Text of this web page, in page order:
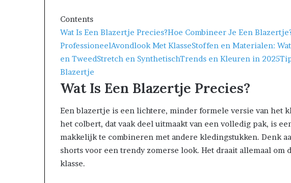
Contents
Wat Is Een Blazertje Precies?Hoe Combineer Je Een
ProfessioneelAvondlook Met KlasseStoffen en Materialen: Wat
en TweedStretch en SynthetischTrends en Kleuren in 2025
Blazertje
Wat Is Een Blazertje Precies?
Een blazertje is een lichtere, minder formele versie van het
het colbert, dat vaak deel uitmaakt van een volledig pak, is
makkelijk te combineren met andere kledingstukken. Denk
shorts voor een trendy zomerse look. Het draait allemaal om
klasse.